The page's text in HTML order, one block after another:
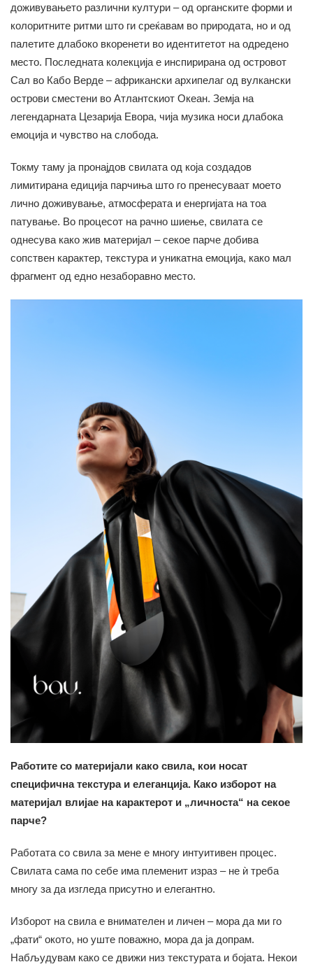
доживувањето различни култури – од органските форми и
колоритните ритми што ги среќавам во природата, но и од
палетите длабоко вкоренети во идентитетот на одредено
место. Последната колекција е инспирирана од островот
Сал во Кабо Верде – африкански архипелаг од вулкански
острови сместени во Атлантскиот Океан. Земја на
легендарната Цезарија Евора, чија музика носи длабока
емоција и чувство на слобода.
Токму таму ја пронајдов свилата од која создадов
лимитирана едиција парчиња што го пренесуваат моето
лично доживување, атмосферата и енергијата на тоа
патување. Во процесот на рачно шиење, свилата се
однесува како жив материјал – секое парче добива
сопствен карактер, текстура и уникатна емоција, како мал
фрагмент од едно незаборавно место.
Работите со материјали како свила, кои носат
специфична текстура и елеганција. Како изборот на
материјал влијае на карактерот и „личноста“ на секое
парче?
Работата со свила за мене е многу интуитивен процес.
Свилата сама по себе има племенит израз – не ѝ треба
многу за да изгледа присутно и елегантно.
Изборот на свила е внимателен и личен – мора да ми го
„фати“ окото, но уште поважно, мора да ја допрам.
Набљудувам како се движи низ текстурата и бојата. Некои